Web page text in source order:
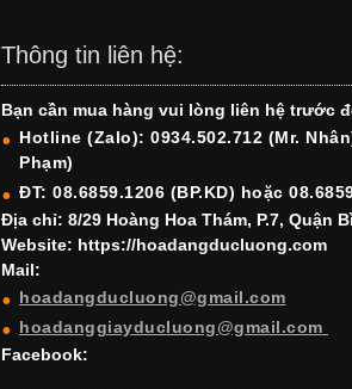
Thông tin liên hệ:
Bạn cần mua hàng vui lòng liên hệ trước
Hotline (Zalo): 0934.502.712 (Mr.
Phạm)
ĐT: 08.6859.1206 (BP.KD) hoặc
Địa chỉ: 8/29 Hoàng Hoa Thám, P.7, Quận
Website: https://hoadangducluong.com
Mail:
hoadangducluong@gmail.com
hoadanggiayducluong@gmail.com
Facebook: